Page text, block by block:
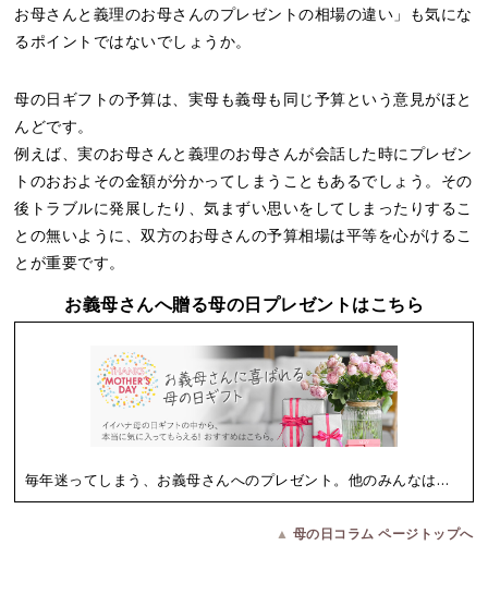
お母さんと義理のお母さんのプレゼントの相場の違い」も気にな
るポイントではないでしょうか。
母の日ギフトの予算は、実母も義母も同じ予算という意見がほと
んどです。
例えば、実のお母さんと義理のお母さんが会話した時にプレゼン
トのおおよその金額が分かってしまうこともあるでしょう。その
後トラブルに発展したり、気まずい思いをしてしまったりするこ
との無いように、双方のお母さんの予算相場は平等を心がけるこ
とが重要です。
お義母さんへ贈る母の日プレゼントはこちら
毎年迷ってしまう、お義母さんへのプレゼント。他のみんなはどうしてるの？そんな悩みにお応えするため、お義母さんの好み・用途に合った今年のおすすめ商品をピックアップしました！お義母さんの喜ぶ顔を想い描いて、ぴったりの商品を選んでくださいね。
▲ 母の日コラム ページトップへ